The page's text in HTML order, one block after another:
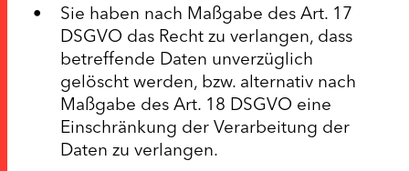
Sie haben nach Maßgabe des Art. 17
DSGVO das Recht zu verlangen, dass
betreffende Daten unverzüglich
gelöscht werden, bzw. alternativ nach
Maßgabe des Art. 18 DSGVO eine
Einschränkung der Verarbeitung der
Daten zu verlangen.